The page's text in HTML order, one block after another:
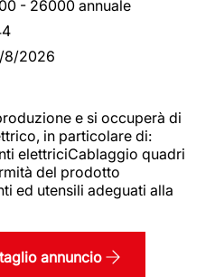
- 26000 annuale
8/2026
e si occuperà di
in particolare di:
elettriciCablaggio quadri
del prodotto
ed utensili adeguati alla
annuncio